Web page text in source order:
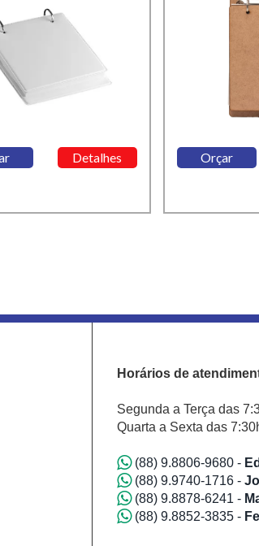
Detalhes Orçar
Horários de
Segunda a Terça das
Quarta a Sexta das
(88) 9.8806-9680 -
(88) 9.9740-1716 -
(88) 9.8878-6241 -
(88) 9.8852-3835 -